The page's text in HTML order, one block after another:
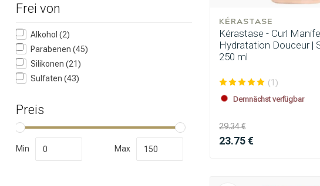
Frei von
Alkohol (2)
Parabenen (45)
Silikonen (21)
Sulfaten (43)
Preis
Min Max
KÉRASTASE
Kérastase - Curl
Hydratation Douceur |
250 ml
(1)
Demnächst verfügbar
29.34 €
23.75 €